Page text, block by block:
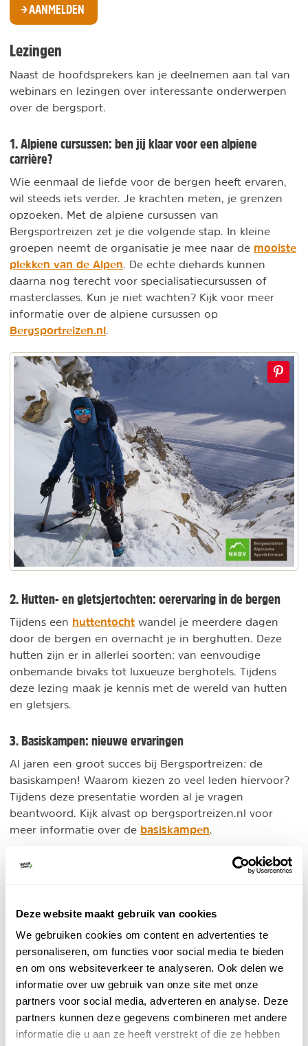
Deze website maakt gebruik van cookies
We gebruiken cookies om content en advertenties te
personaliseren, om functies voor social media te bieden
en om ons websiteverkeer te analyseren. Ook delen we
informatie over uw gebruik van onze site met onze
partners voor social media, adverteren en analyse. Deze
partners kunnen deze gegevens combineren met andere
informatie die u aan ze heeft verstrekt of die ze hebben
AANMELDEN
Lezingen
Naast de hoofdsprekers kan je deelnemen aan tal van
webinars en lezingen over interessante onderwerpen
over de bergsport.
1. Alpiene cursussen: ben jij klaar voor een alpiene
carrière?
Wie eenmaal de liefde voor de bergen heeft ervaren,
wil steeds iets verder. Je krachten meten, je grenzen
opzoeken. Met de alpiene cursussen van
Bergsportreizen zet je die volgende stap. In kleine
groepen neemt de organisatie je mee naar de mooiste
plekken van de Alpen . De echte diehards kunnen
daarna nog terecht voor specialisatiecursussen of
masterclasses. Kun je niet wachten? Kijk voor meer
informatie over de alpiene cursussen op
Bergsportreizen.nl
2. Hutten- en gletsjertochten: oerervaring in de bergen
Tijdens een huttentocht wandel je meerdere dagen
door de bergen en overnacht je in berghutten. Deze
hutten zijn er in allerlei soorten: van eenvoudige
onbemande bivaks tot luxueuze berghotels. Tijdens
deze lezing maak je kennis met de wereld van hutten
en gletsjers.
3. Basiskampen: nieuwe ervaringen
Al jaren een groot succes bij Bergsportreizen: de
basiskampen! Waarom kiezen zo veel leden hiervoor?
Tijdens deze presentatie worden al je vragen
beantwoord. Kijk alvast op bergsportreizen.nl voor
meer informatie over de basiskampen
4. Mooiste bestemmingen
mooiste bergbestemmingen in Europa. Ticino
bijvoorbeeld. Of de Spaanse Pyreneeën, de Alpe Adria
Trail, of de Hohe Tatra.
Laat je inspireren door de buitenexperts van deze en
andere mooie bestemmingen. Nu al benieuwd naar de
mooiste bergbestemmingen? Kijk op
nkbv.nl/gebiedsinfo.